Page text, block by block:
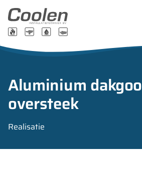
Aluminium
oversteek
Realisatie